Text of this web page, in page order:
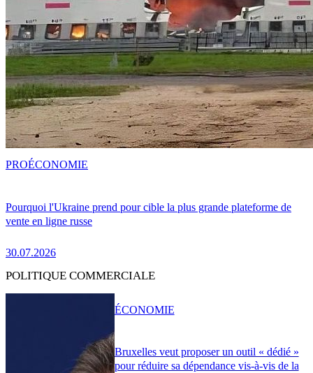
Pourquoi l'Ukraine prend pour cible la plus grande plateforme de
vente en ligne russe
30.07.2026
PROÉCONOMIE
POLITIQUE COMMERCIALE
Bruxelles veut proposer un outil « dédié »
pour réduire sa dépendance vis-à-vis de la
ÉCONOMIE